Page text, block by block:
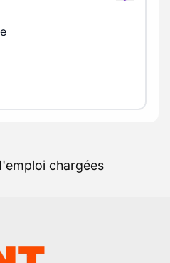
chargées